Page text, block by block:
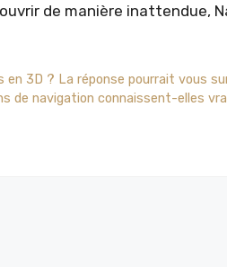
de manière inattendue,
3D ? La réponse pourrait vous
de navigation connaissent-elles